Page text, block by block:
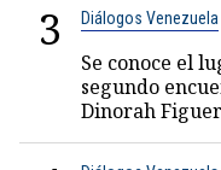
3 Diálogos Venezuela
Se conoce el
segundo
Dinorah